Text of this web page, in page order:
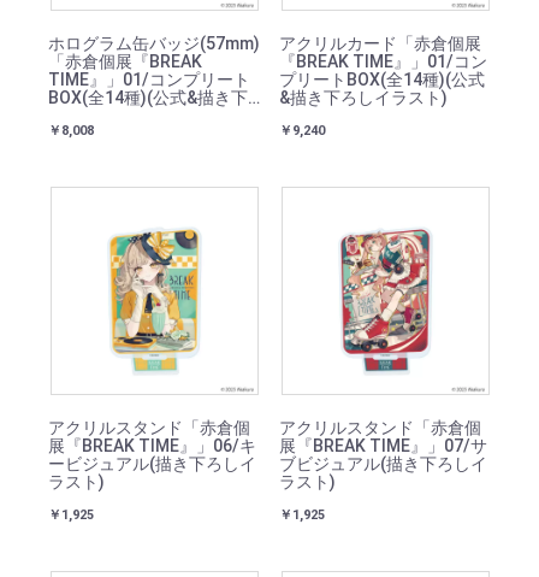
ホログラム缶バッジ(57mm)
「赤倉個展『BREAK
TIME』」01/コンプリート
BOX(全14種)(公式&描き下
￥8,008
アクリルカード「赤倉個展
『BREAK TIME』」01/コン
プリートBOX(全14種)(公式
&描き下ろしイラスト)
￥9,240
アクリルスタンド「赤倉個
展『BREAK TIME』」06/キ
ービジュアル(描き下ろしイ
ラスト)
￥1,925
アクリルスタンド「赤倉個
展『BREAK TIME』」07/サ
ブビジュアル(描き下ろしイ
ラスト)
￥1,925